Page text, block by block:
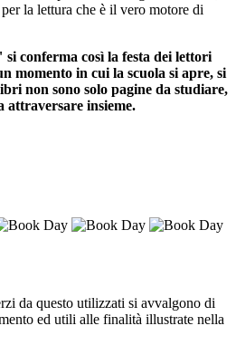
la lettura che è il vero motore di
conferma così la festa dei lettori
momento in cui la scuola si apre, si
non sono solo pagine da studiare,
attraversare insieme.
da questo utilizzati si avvalgono di
ed utili alle finalità illustrate nella